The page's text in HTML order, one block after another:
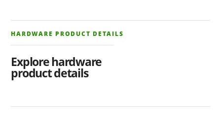
HARDWARE PRODUCT DETAILS
Explore hardware
product details